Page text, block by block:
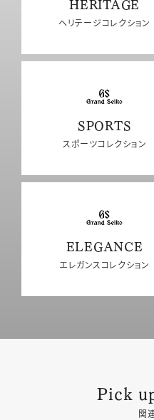
ヘリテージコレクション
SPORTS
スポーツコレクション
ELEGANCE
エレガンスコレクション
Pick
関